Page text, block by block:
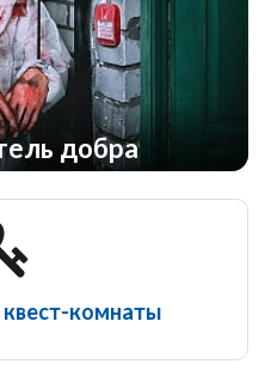
добра
комнаты